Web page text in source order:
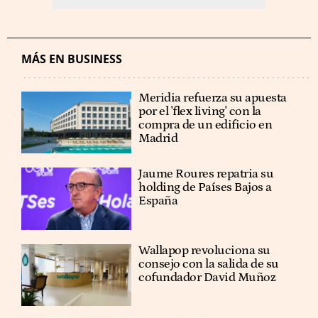
MÁS EN BUSINESS
Meridia refuerza su apuesta
por el 'flex living' con la
compra de un edificio en
Madrid
Jaume Roures repatria su
holding de Países Bajos a
España
Wallapop revoluciona su
consejo con la salida de su
cofundador David Muñoz